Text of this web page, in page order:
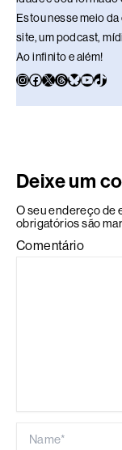
Estou nesse meio
site, um podcast,
Ao infinito e além!
Deixe um
O seu endereço de
obrigatórios são
Comentário